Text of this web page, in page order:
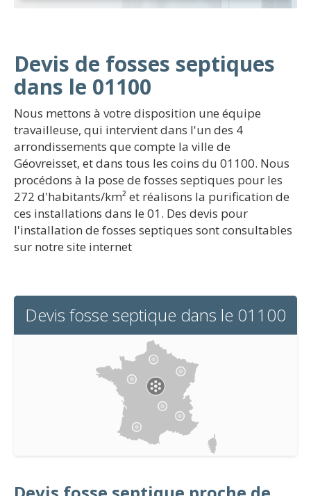
Devis de fosses septiques
dans le 01100
Nous mettons à votre disposition une équipe
travailleuse, qui intervient dans l'un des 4
arrondissements que compte la ville de
Géovreisset, et dans tous les coins du 01100. Nous
procédons à la pose de fosses septiques pour les
272 d'habitants/km² et réalisons la purification de
ces installations dans le 01. Des devis pour
l'installation de fosses septiques sont consultables
sur notre site internet
Devis fosse septique dans le 01100